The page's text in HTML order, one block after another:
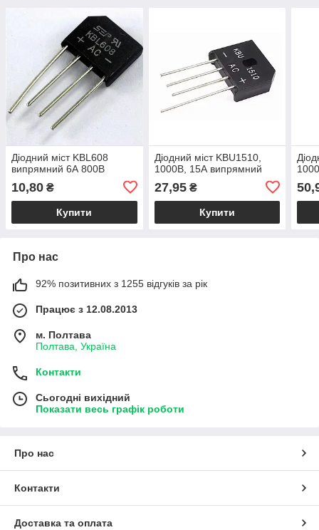
Діодний міст KBL608
випрямний 6А 800В
10,80 ₴
Купити
Діодний міст KBU1510,
1000В, 15А випрямний
27,95₴
Купити
Про нас
92% позитивних з 1255 відгуків за рік
Працює з 12.08.2013
м. Полтава
Полтава, Україна
Контакти
Сьогодні вихідний
Показати весь графік роботи
Про нас
Контакти
Доставка та оплата